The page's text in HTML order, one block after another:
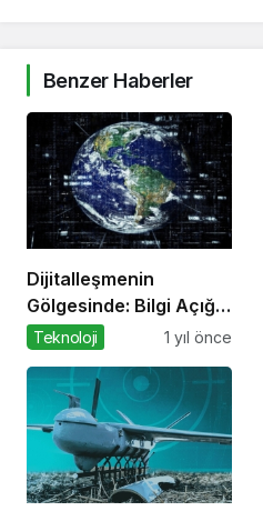
Benzer Haberler
Dijitalleşmenin
Gölgesinde: Bilgi Açığı
Büyüyor mu?
Teknoloji 1 yıl önce